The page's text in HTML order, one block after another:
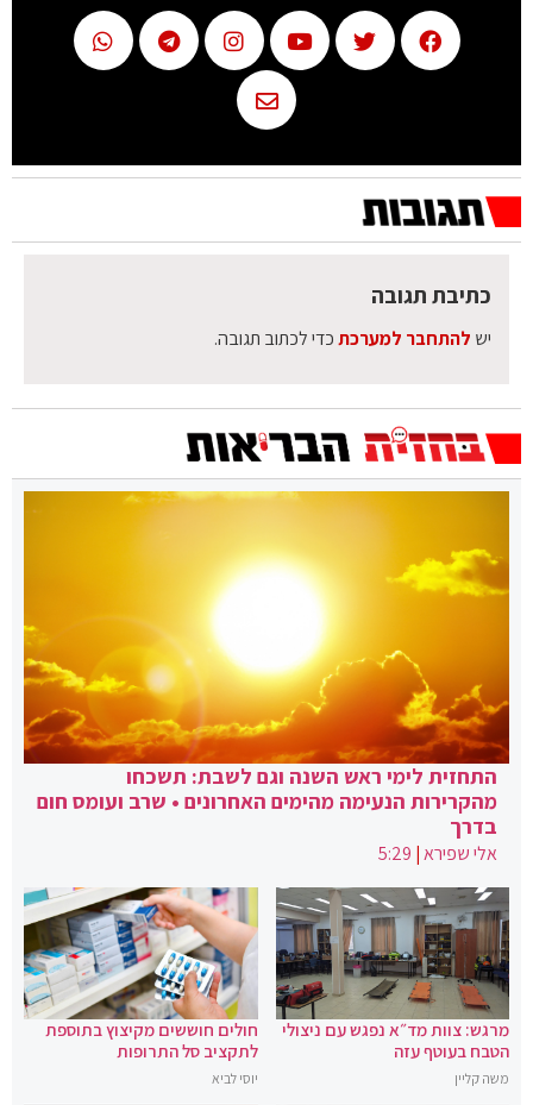
כתיבת תגובה
יש להתחבר למערכתכדי לכתוב תגובה.
התחזית לימי ראש השנה וגם לשבת: תשכחו
מהקרירות הנעימה מהימים האחרונים • שרב ועומס חום
בדרך
אלי שפירא|
5:29
מרגש: צוות מד״א נפגש עם ניצולי
הטבח בעוטף עזה
משה קליין
חולים חוששים מקיצוץ בתוספת
לתקציב סל התרופות
יוסי לביא